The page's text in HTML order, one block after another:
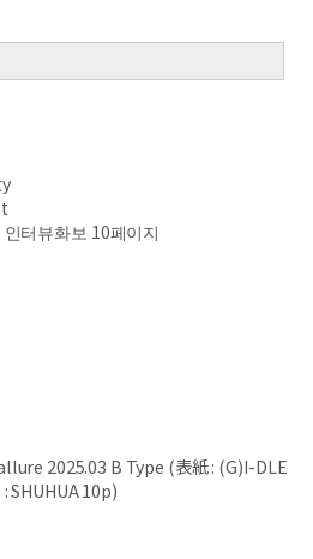
터뷰화보 10페이지
2025.03 B Type (表紙 : (G)I-DLE
SHUHUA 10p)